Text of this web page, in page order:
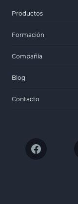
Productos
Formación
Compañía
Blog
Contacto